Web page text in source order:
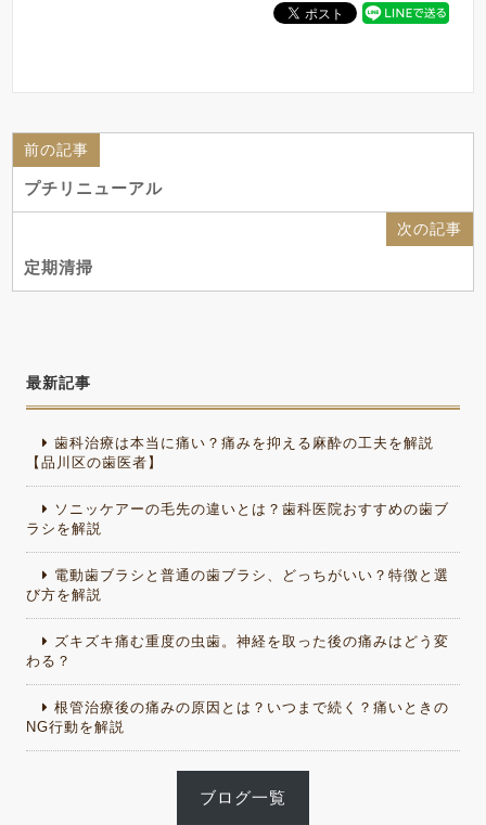
前の記事
プチリニューアル
次の記事
定期清掃
最新記事
歯科治療は本当に痛い？痛みを抑える麻酔の工夫を解説
【品川区の歯医者】
ソニッケアーの毛先の違いとは？歯科医院おすすめの歯ブ
ラシを解説
電動歯ブラシと普通の歯ブラシ、どっちがいい？特徴と選
び方を解説
ズキズキ痛む重度の虫歯。神経を取った後の痛みはどう変
わる？
根管治療後の痛みの原因とは？いつまで続く？痛いときの
NG行動を解説
ブログ一覧